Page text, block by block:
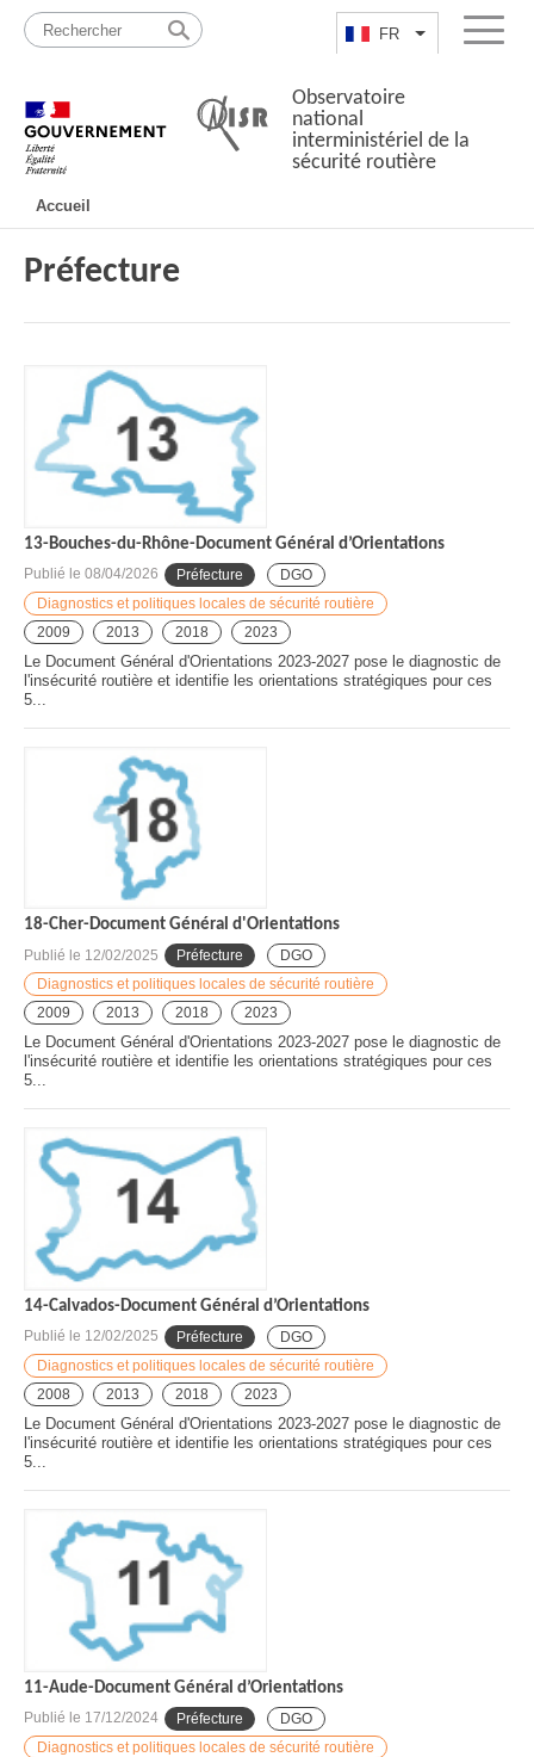
Passer
contenu
FR Lister lesMenu
Observatoire
national
interministériel de la
sécurité routière
principale
Accueil
Préfecture
13-Bouches-du-Rhône-Document Général d’Orientations
Publié le 08/04/2026 Préfecture
DGO
Diagnostics et politiques locales de sécurité routière
2009
2013 2018 2023
Le Document Général d'Orientations 2023-2027 pose le diagnostic de
l'insécurité routière et identifie les orientations stratégiques pour ces
5...
18-Cher-Document Général d'Orientations
Publié le 12/02/2025 Préfecture
DGO
Diagnostics et politiques locales de sécurité routière
2009
2013 2018 2023
Le Document Général d'Orientations 2023-2027 pose le diagnostic de
l'insécurité routière et identifie les orientations stratégiques pour ces
5...
14-Calvados-Document Général d’Orientations
Publié le 12/02/2025 Préfecture
DGO
Diagnostics et politiques locales de sécurité routière
2008
2013 2018 2023
Le Document Général d'Orientations 2023-2027 pose le diagnostic de
l'insécurité routière et identifie les orientations stratégiques pour ces
5...
11-Aude-Document Général d’Orientations
Publié le 17/12/2024 Préfecture
DGO
Diagnostics et politiques locales de sécurité routière